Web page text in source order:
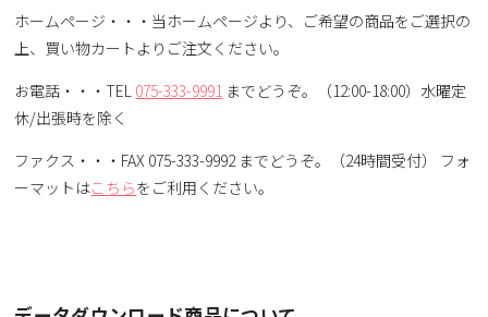
ホームページ・・・当ホームページより、ご希望の商品をご選択の
上、買い物カートよりご注文ください。
お電話・・・TEL 075-333-9991 までどうぞ。（12:00-18:00）水曜定
休/出張時を除く
ファクス・・・FAX 075-333-9992 までどうぞ。（24時間受付） フォ
ーマットはこちらをご利用ください。